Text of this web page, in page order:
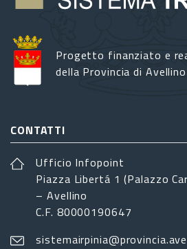
Progetto finanziato e
della Provincia di Avellino
CONTATTI
Ufficio Infopoint
Piazza Libertá 1 (Palazzo
– Avellino
C.F. 80000190647